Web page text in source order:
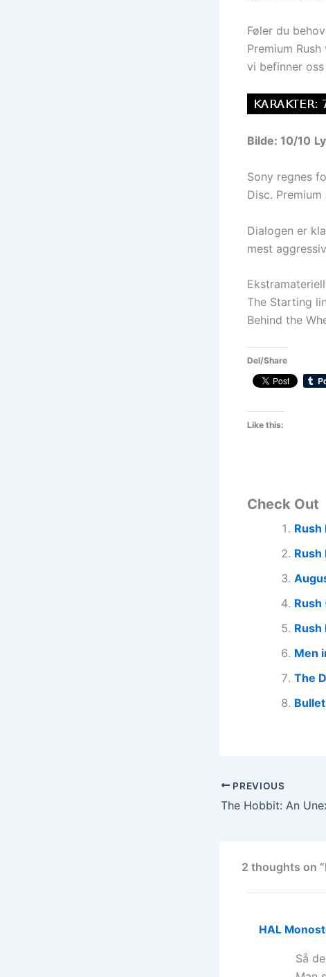
Føler du
Premium
vi befinner
Bilde: 10/10
Sony regnes
Disc.
Dialogen er
mest
The Starting
Behind the
Del/Share
Like this:
Check Out
Rush
Rush
Rush
Men
The
PREVIOUS
2 thoughts on
HAL
Så